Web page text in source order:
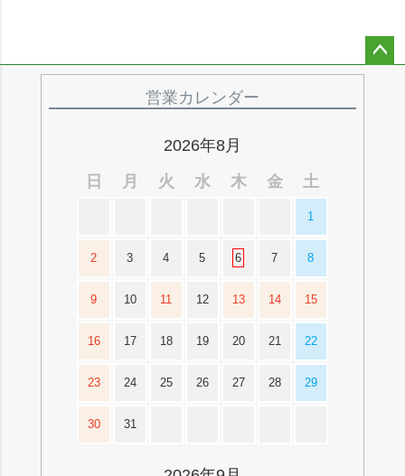
営業カレンダー
2026年8月
日
月 火 水 木 金 土
1
2 3 4 5 6 7 8
9 10 11 12 13 14 15
16 17 18 19 20 21 22
23 24 25 26 27 28 29
30 31